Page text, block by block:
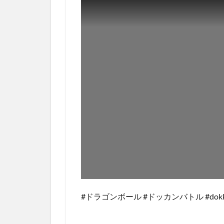
#ドラゴンボール #ドッカンバトル